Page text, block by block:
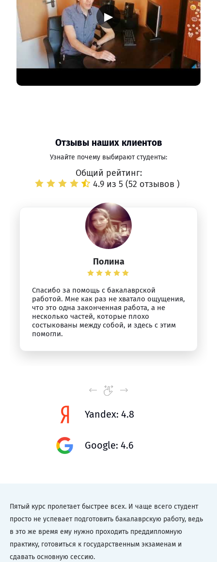
▶
Отзывы наших клиентов
Узнайте почему выбирают студенты:
Общий рейтинг:
4.9 из 5 (52 отзывов )
Полина
Спасибо за помощь с бакалаврской
работой. Мне как раз не хватало ощущения,
что это одна законченная работа, а не
несколько частей, которые плохо
состыкованы между собой, и здесь с этим
помогли.
Yandex: 4.8
Google: 4.6
Пятый курс пролетает быстрее всех. И чаще всего студент
просто не успевает подготовить бакалаврскую работу, ведь
в это же время ему нужно проходить преддипломную
практику, готовиться к государственным экзаменам и
сдавать основную сессию.